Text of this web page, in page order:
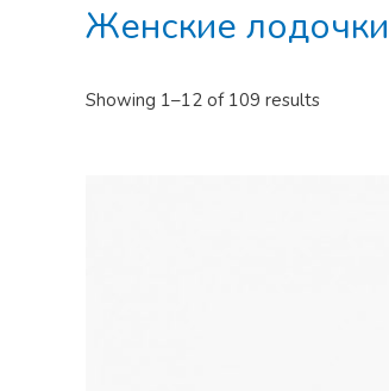
Женские лодочки
Showing 1–12 of 109 results